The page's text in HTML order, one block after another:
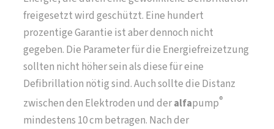
freigesetzt wird geschützt. Eine hundert
prozentige Garantie ist aber dennoch nicht
gegeben. Die Parameter für die Energiefreizetzung
sollten nicht höher sein als diese für eine
Defibrillation nötig sind. Auch sollte die Distanz
zwischen den Elektroden und deralfapump®
mindestens 10 cm betragen. Nach der